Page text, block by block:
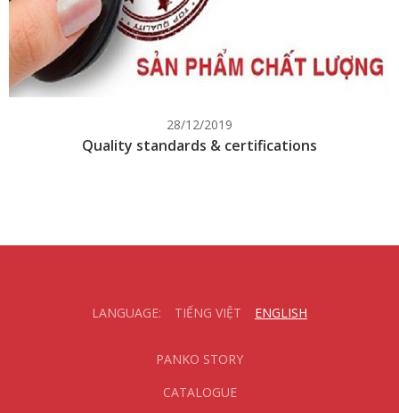
28/12/2019
Quality standards & certifications
PANKO STORY
CATALOGUE
LANGUAGE: TIẾNG VIỆT ENGLISH